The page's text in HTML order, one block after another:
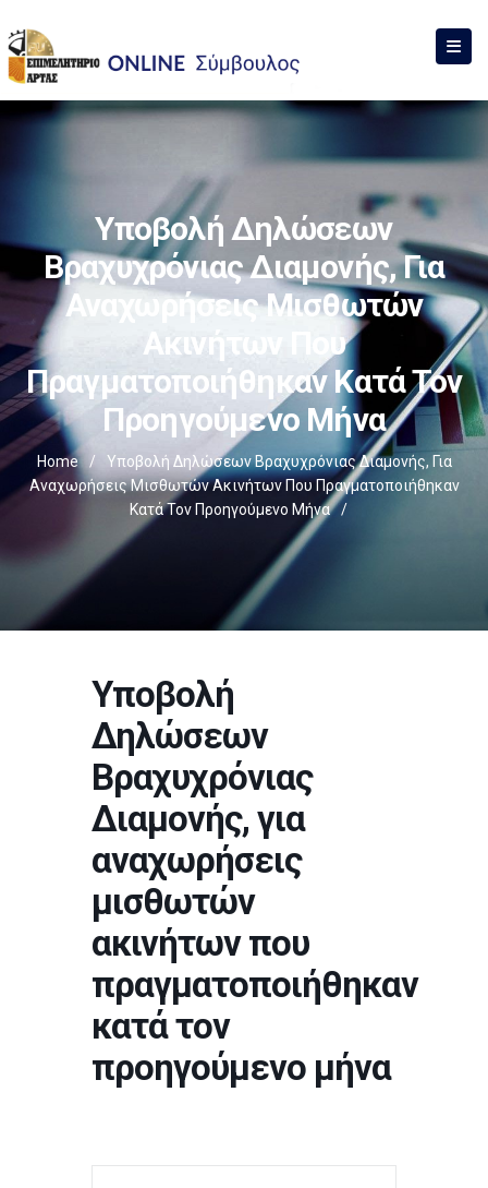
Υποβολή Δηλώσεων
Βραχυχρόνιας Διαμονής, Για
Αναχωρήσεις Μισθωτών
Ακινήτων Που
Πραγματοποιήθηκαν Κατά Τον
Προηγούμενο Μήνα
Home /
Υποβολή Δηλώσεων Βραχυχρόνιας Διαμονής, Για
Αναχωρήσεις Μισθωτών Ακινήτων Που Πραγματοποιήθηκαν
Κατά Τον Προηγούμενο Μήνα
/
Υποβολή
Δηλώσεων
Βραχυχρόνιας
Διαμονής, για
αναχωρήσεις
μισθωτών
ακινήτων που
πραγματοποιήθηκαν
κατά τον
προηγούμενο μήνα